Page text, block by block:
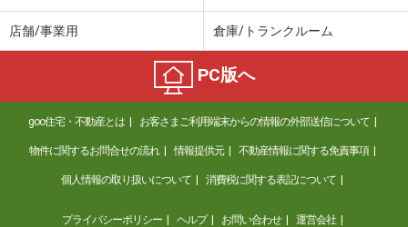
店舗/事業用 倉庫/トランクルーム
PC版へ
goo住宅・不動産とは お客さまご利用端末からの情報の外部送信について
物件に関するお問合せの流れ 情報提供元 不動産情報に関する免責事項
個人情報の取り扱いについて 消費税に関する表記について
プライバシーポリシー ヘルプ お問い合わせ 運営会社